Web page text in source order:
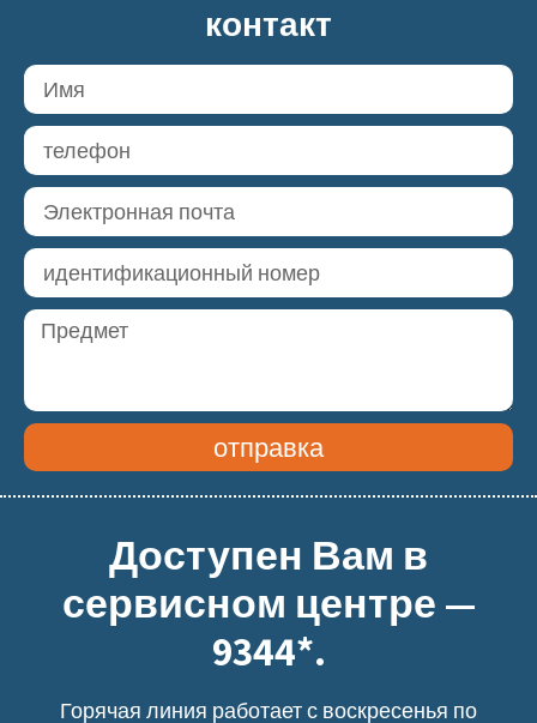
контакт
отправка
Доступен Вам в
сервисном центре —
9344*.
Горячая линия работает с воскресенья по